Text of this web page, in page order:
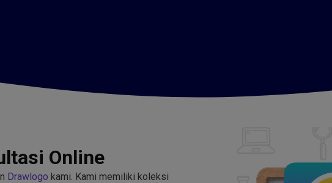
Online
Drawlogo kami. Kami memiliki koleksi